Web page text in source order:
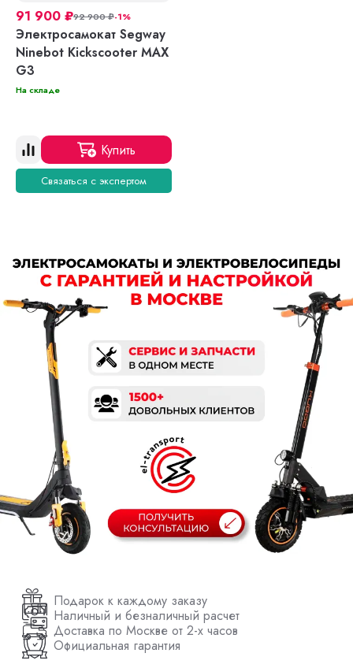
91 900 ₽92 900₽-1%
Электросамокат Segway
Ninebot Kickscooter MAX
G3
На складе
Купить
Связаться с экспертом
Подарок к каждому заказу
Наличный и безналичный расчет
Доставка по Москве от 2-х часов
Официальная гарантия